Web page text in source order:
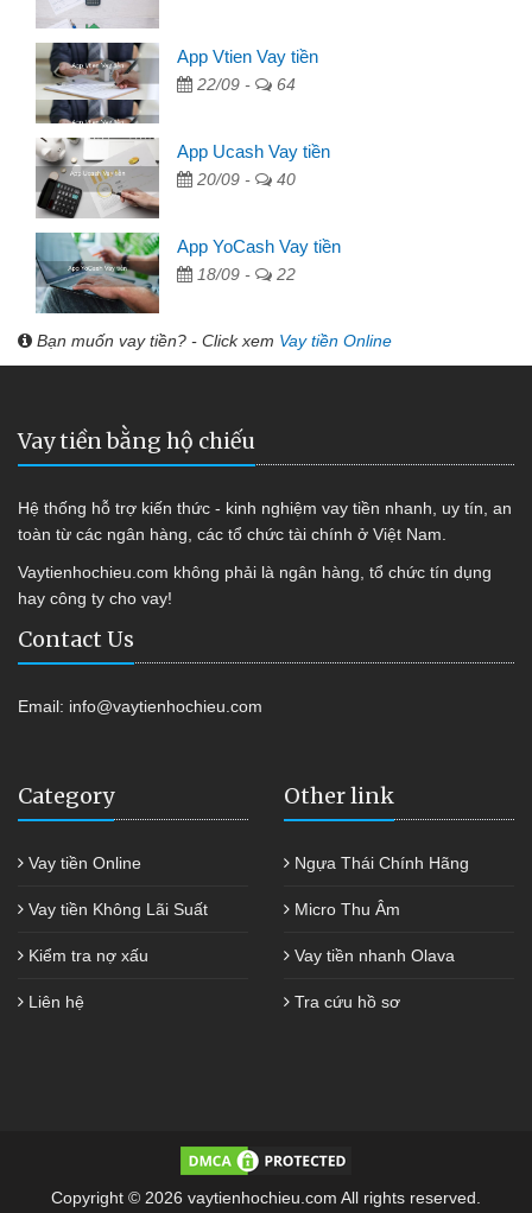
App Vtien Vay tiền
22/09 - 64
App Ucash Vay tiền
20/09 - 40
App YoCash Vay tiền
18/09 - 22
Bạn muốn vay tiền? - Click xem Vay tiền Online
Vay tiền bằng hộ chiếu
Hệ thống hỗ trợ kiến thức - kinh nghiệm vay tiền nhanh, uy tín, an
toàn từ các ngân hàng, các tổ chức tài chính ở Việt Nam.
Vaytienhochieu.com không phải là ngân hàng, tổ chức tín dụng
hay công ty cho vay!
Contact Us
Email: info@vaytienhochieu.com
Category
Vay tiền Online
Vay tiền Không Lãi Suất
Kiểm tra nợ xấu
Liên hệ
Other link
Ngựa Thái Chính Hãng
Micro Thu Âm
Vay tiền nhanh Olava
Tra cứu hồ sơ
Copyright © 2026 vaytienhochieu.com All rights reserved.